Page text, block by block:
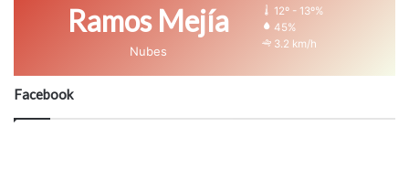
Ramos Mejía
Nubes
12º - 13º%
45%
3.2 km/h
Facebook